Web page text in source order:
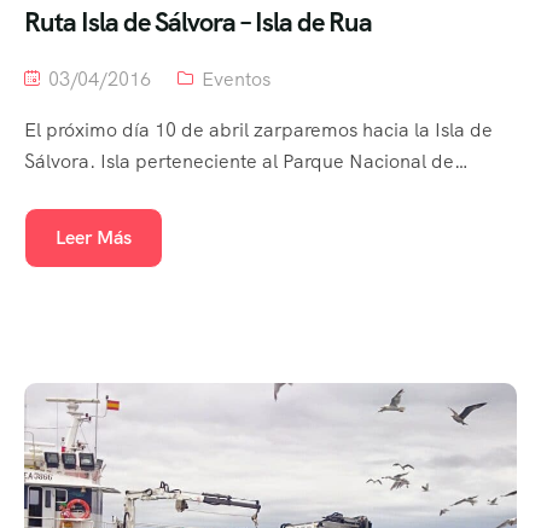
Ruta Isla de Sálvora – Isla de Rua
03/04/2016
Eventos
El próximo día 10 de abril zarparemos hacia la Isla de
Sálvora. Isla perteneciente al Parque Nacional de…
Leer Más